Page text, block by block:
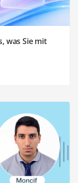
was Sie mit